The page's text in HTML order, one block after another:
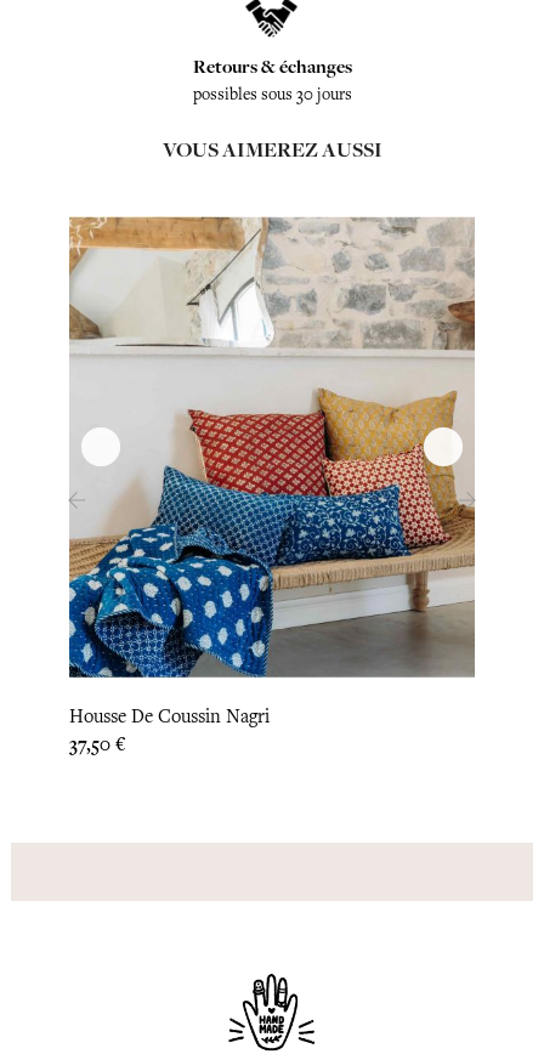
Retours & échanges
possibles sous 30 jours
VOUS AIMEREZ AUSSI
Housse De Coussin Nagri
Prix
37,50 €
‹ ›